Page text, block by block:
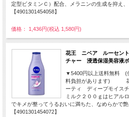
定型ビタミンＣ）配合、メラニンの生成を抑え
【4901301454058】
価格： 1,436円(税込 1,580円)
花王 ニベア ルーセン
チャー 浸透保湿美容液
▼5400円以上送料無料 (
料負担があります) 花
ーティ ディープモイス
ミルク２００ｇはヒアル
でキメが整ってうるおいに満ちた、なめらかで
【4901301454072】